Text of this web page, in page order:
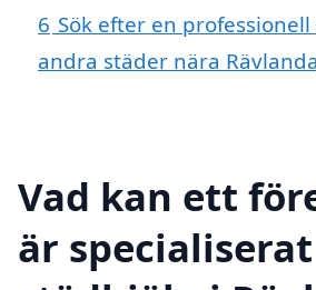
6 Sök efter en
andra städer nära Rävlanda
Vad kan ett
är